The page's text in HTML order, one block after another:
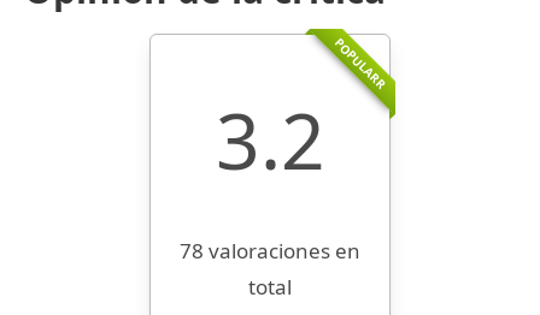
POPULARR
3.2
78 valoraciones en
total